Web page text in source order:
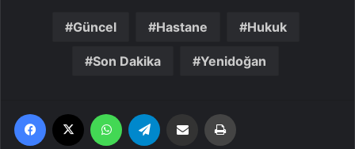
Güncel Hastane Hukuk
Son Dakika Yenidoğan
Facebook WhatsApp Email'den paylaş